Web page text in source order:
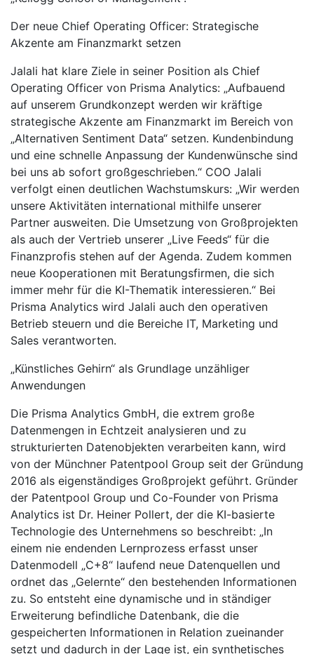
Der neue Chief Operating Officer: Strategische
Akzente am Finanzmarkt setzen
Jalali hat klare Ziele in seiner Position als Chief
Operating Officer von Prisma Analytics: „Aufbauend
auf unserem Grundkonzept werden wir kräftige
strategische Akzente am Finanzmarkt im Bereich von
„Alternativen Sentiment Data“ setzen. Kundenbindung
und eine schnelle Anpassung der Kundenwünsche sind
bei uns ab sofort großgeschrieben.“ COO Jalali
verfolgt einen deutlichen Wachstumskurs: „Wir werden
unsere Aktivitäten international mithilfe unserer
Partner ausweiten. Die Umsetzung von Großprojekten
als auch der Vertrieb unserer „Live Feeds“ für die
Finanzprofis stehen auf der Agenda. Zudem kommen
neue Kooperationen mit Beratungsfirmen, die sich
immer mehr für die KI-Thematik interessieren.“ Bei
Prisma Analytics wird Jalali auch den operativen
Betrieb steuern und die Bereiche IT, Marketing und
Sales verantworten.
„Künstliches Gehirn“ als Grundlage unzähliger
Anwendungen
Die Prisma Analytics GmbH, die extrem große
Datenmengen in Echtzeit analysieren und zu
strukturierten Datenobjekten verarbeiten kann, wird
von der Münchner Patentpool Group seit der Gründung
2016 als eigenständiges Großprojekt geführt. Gründer
der Patentpool Group und Co-Founder von Prisma
Analytics ist Dr. Heiner Pollert, der die KI-basierte
Technologie des Unternehmens so beschreibt: „In
einem nie endenden Lernprozess erfasst unser
Datenmodell „C+8“ laufend neue Datenquellen und
ordnet das „Gelernte“ den bestehenden Informationen
zu. So entsteht eine dynamische und in ständiger
Erweiterung befindliche Datenbank, die die
gespeicherten Informationen in Relation zueinander
setzt und dadurch in der Lage ist, ein synthetisches